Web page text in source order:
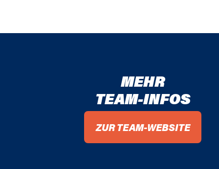
MEHR
TEAM-INFOS
ZUR TEAM-WEBSITE